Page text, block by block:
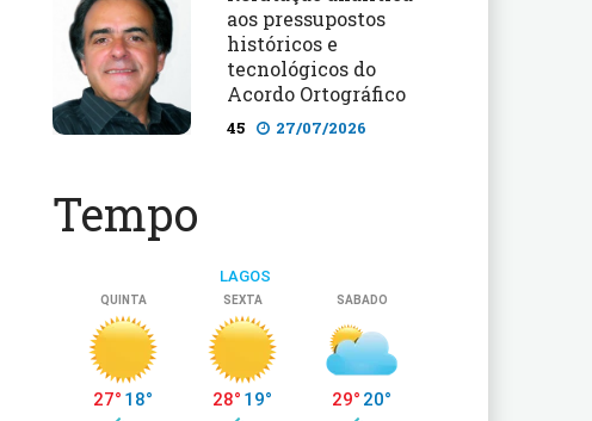
aos pressupostos
históricos e
tecnológicos do
Acordo Ortográfico
45 27/07/2026
Tempo